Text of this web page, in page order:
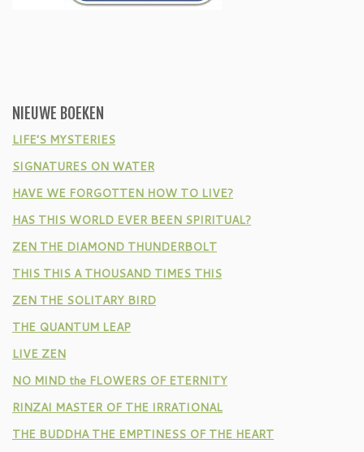
NIEUWE BOEKEN
LIFE’S MYSTERIES
SIGNATURES ON WATER
HAVE WE FORGOTTEN HOW TO LIVE?
HAS THIS WORLD EVER BEEN SPIRITUAL?
ZEN THE DIAMOND THUNDERBOLT
THIS THIS A THOUSAND TIMES THIS
ZEN THE SOLITARY BIRD
THE QUANTUM LEAP
LIVE ZEN
NO MIND the FLOWERS OF ETERNITY
RINZAI MASTER OF THE IRRATIONAL
THE BUDDHA THE EMPTINESS OF THE HEART